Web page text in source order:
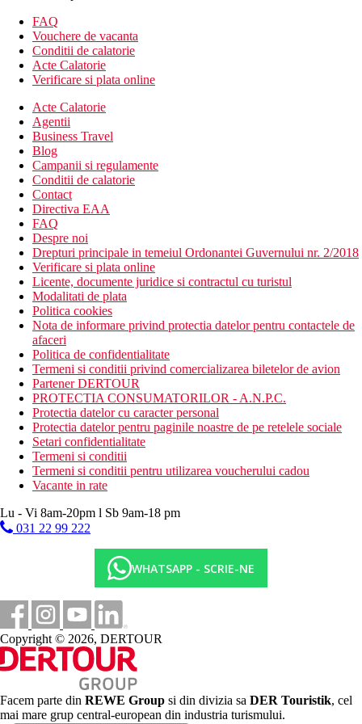
separat, TV/sat., telefon, seif, balcon.
Alte tipuri de camere
facilitatile de mai sus)
Bungalou : baie/toaleta (uscator de par), living (canapea
telefon, seif, terasa.
Divertisment
Program de animatie.
Mese
Bufet mic dejun.
*Optiunea de a cumpara cina sub forma de bufet sau program
all-inclusive.
Plaja
Plaja populara cu nisip Playa de Fanabe cu intrare treptata in
mare este la aproximativ 600 m; sezlonguri si umbrele sunt
contra cost.
Activitati sportive
Gratuit: minigolf, fitness, tenis de masa, loc de joaca
multifunctional.
Contra cost: biliard, centru de scufundari, teren de golf
Golf Costa Adeje aproximativ 3 km.
Copii
Loc de joaca, animatie, mini club (varste 1–12), patut gratuit (la
Stravovanie
O gustare usoara
Cafea de dupa-amiaza, ceai si desert
Bauturi alcoolice si nealcoolice alese de productie locala
(10.00 - 12.00)
Carduri
VISA, CE/MC.
https://www.gfhoteles.com
FAQ
Vouchere de vacanta
Conditii de calatorie
Acte Calatorie
Verificare si plata online
Acte Calatorie
Agentii
Business Travel
Blog
Campanii si regulamente
Conditii de calatorie
Contact
Directiva EAA
FAQ
Despre noi
Drepturi principale in temeiul Ordonantei Guvernului nr. 2/2018
Verificare si plata online
Licente, documente juridice si contractul cu turistul
Modalitati de plata
Politica cookies
Nota de informare privind protectia datelor pentru contactele de
afaceri
Politica de confidentialitate
Termeni si conditii privind comercializarea biletelor de avion
Partener DERTOUR
PROTECTIA CONSUMATORILOR - A.N.P.C.
Protectia datelor cu caracter personal
Protectia datelor pentru paginile noastre de pe retelele sociale
Setari confidentialitate
Termeni si conditii
Termeni si conditii pentru utilizarea voucherului cadou
Vacante in rate
Lu - Vi 8am-20pm l Sb 9am-18 pm
031 22 99 222
WHATSAPP - SCRIE-NE
Copyright © 2026, DERTOUR
Facem parte din REWE Group si din divizia sa DER Touristik, cel
mai mare grup central-european din industria turismului.